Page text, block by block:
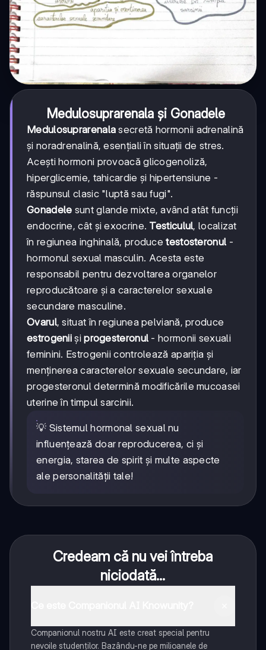
Medulosuprarenala și Gonadele
Medulosuprarenala secretă hormonii adrenalină
și noradrenalină, esențiali în situații de stres.
Acești hormoni provoacă glicogenoliză,
hiperglicemie, tahicardie și hipertensiune -
răspunsul clasic "luptă sau fugi".
Gonadele sunt glande mixte, având atât funcții
endocrine, cât și exocrine. Testiculul, localizat
în regiunea inghinală, producetestosteronul -
hormonul sexual masculin. Acesta este
responsabil pentru dezvoltarea organelor
reproducătoare și a caracterelor sexuale
secundare masculine.
Ovarul, situat în regiunea pelviană, produce
estrogenii șiprogesteronul - hormonii sexuali
feminini. Estrogenii controlează apariția și
menținerea caracterelor sexuale secundare, iar
progesteronul determină modificările mucoasei
uterine în timpul sarcinii.
💡 Sistemul hormonal sexual nu
influențează doar reproducerea, ci și
energia, starea de spirit și multe aspecte
ale personalității tale!
Credeam că nu vei întreba
niciodată...
Companionul nostru AI este creat special pentru
nevoile studenților. Bazându-ne pe milioanele de